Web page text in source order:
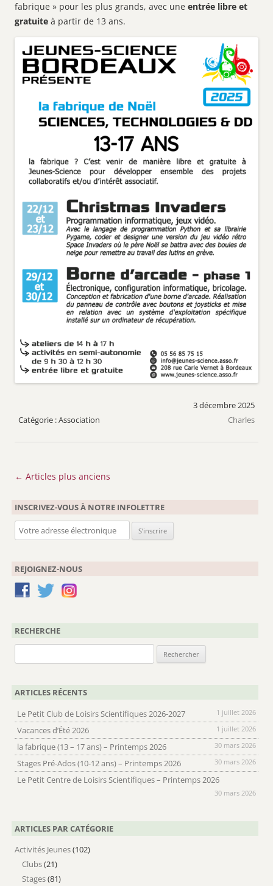
fabrique » pour les plus grands, avec une entrée libre et
gratuite à partir de 13 ans.
Association
3 décembre 2025
Charles
Navigation
articles
← Articles plus anciens
INSCRIVEZ-VOUS À NOTRE INFOLETTRE
REJOIGNEZ-NOUS
RECHERCHE
ARTICLES RÉCENTS
Le Petit Club de Loisirs Scientifiques 2026-2027
1 juillet 2026
Vacances d’Été 2026 1 juillet 2026
la fabrique (13 – 17 ans) – Printemps 2026 30 mars 2026
Stages Pré-Ados (10-12 ans) – Printemps 2026 30 mars 2026
Le Petit Centre de Loisirs Scientifiques – Printemps 2026
30 mars 2026
ARTICLES PAR CATÉGORIE
Activités Jeunes(102)
Clubs(21)
Stages(81)